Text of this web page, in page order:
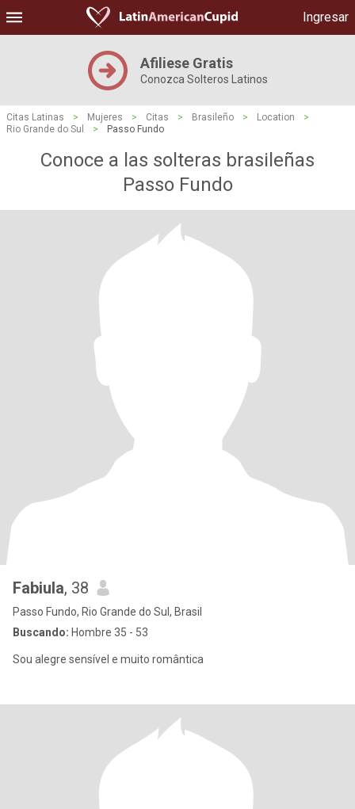
Ingresar
Afiliese Gratis
Conozca Solteros Latinos
Citas Latinas > Mujeres > Citas > Brasileño > Location
>
Rio Grande do Sul
> Passo Fundo
Conoce a las solteras brasileñas
Passo Fundo
Fabiula, 38
Passo Fundo, Rio Grande do Sul, Brasil
Buscando: Hombre 35 - 53
Sou alegre sensível e muito romântica